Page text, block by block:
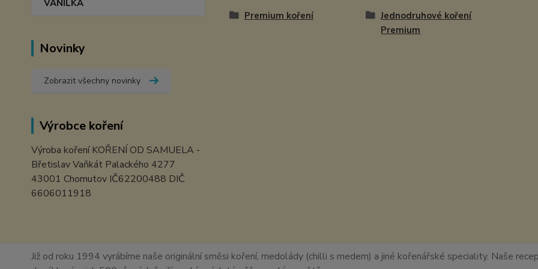
VANILKA
Novinky
Zobrazit všechny novinky
Výrobce koření
Výroba koření KOŘENÍ OD SAMUELA -
Břetislav Vaňkát Palackého 4277
43001 Chomutov IČ62200488 DIČ
6606011918
Premium koření
Jednodruhové koření
Premium
Již od roku 1994 vyrábíme naše originální směsi koření, medolády (chilli s medem) a jiné kořenářské speciality. Naše